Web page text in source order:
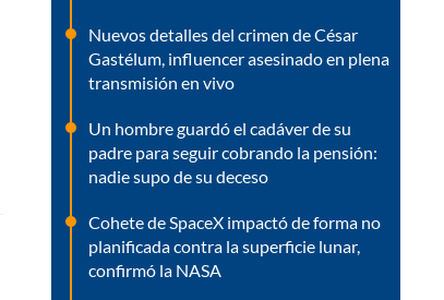
Nuevos detalles del crimen de César
Gastélum, influencer asesinado en plena
transmisión en vivo
Un hombre guardó el cadáver de su
padre para seguir cobrando la pensión:
nadie supo de su deceso
Cohete de SpaceX impactó de forma no
planificada contra la superficie lunar,
confirmó la NASA